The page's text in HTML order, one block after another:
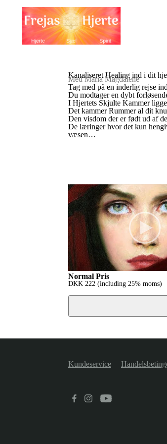
Kanaliseret Healing ind i dit
Med Maria Magdalene
Tag med på en inderlig rejse
Du modtager en dybt
I Hjertets Skjulte Kammer
Det kammer Rummer al dit
Den visdom der er født ud af
De læringer hvor det kun
væsen…
Normal Pris
DKK 222 (including 25% moms)
Kundeservice